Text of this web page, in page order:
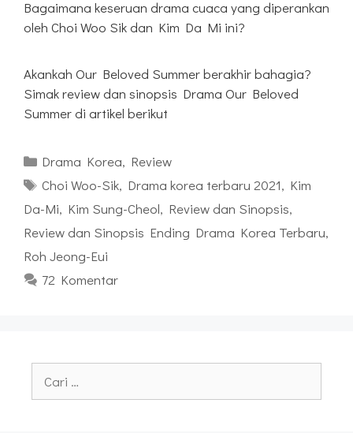
Bagaimana keseruan drama cuaca yang diperankan
oleh Choi Woo Sik dan Kim Da Mi ini?
Akankah Our Beloved Summer berakhir bahagia?
Simak review dan sinopsis Drama Our Beloved
Summer di artikel berikut
Kategori
Drama Korea, Review
Tag
Choi Woo-Sik, Drama korea terbaru 2021, Kim
Da-Mi, Kim Sung-Cheol, Review dan Sinopsis,
Review dan Sinopsis Ending Drama Korea Terbaru,
Roh Jeong-Eui
72 Komentar
untuk: